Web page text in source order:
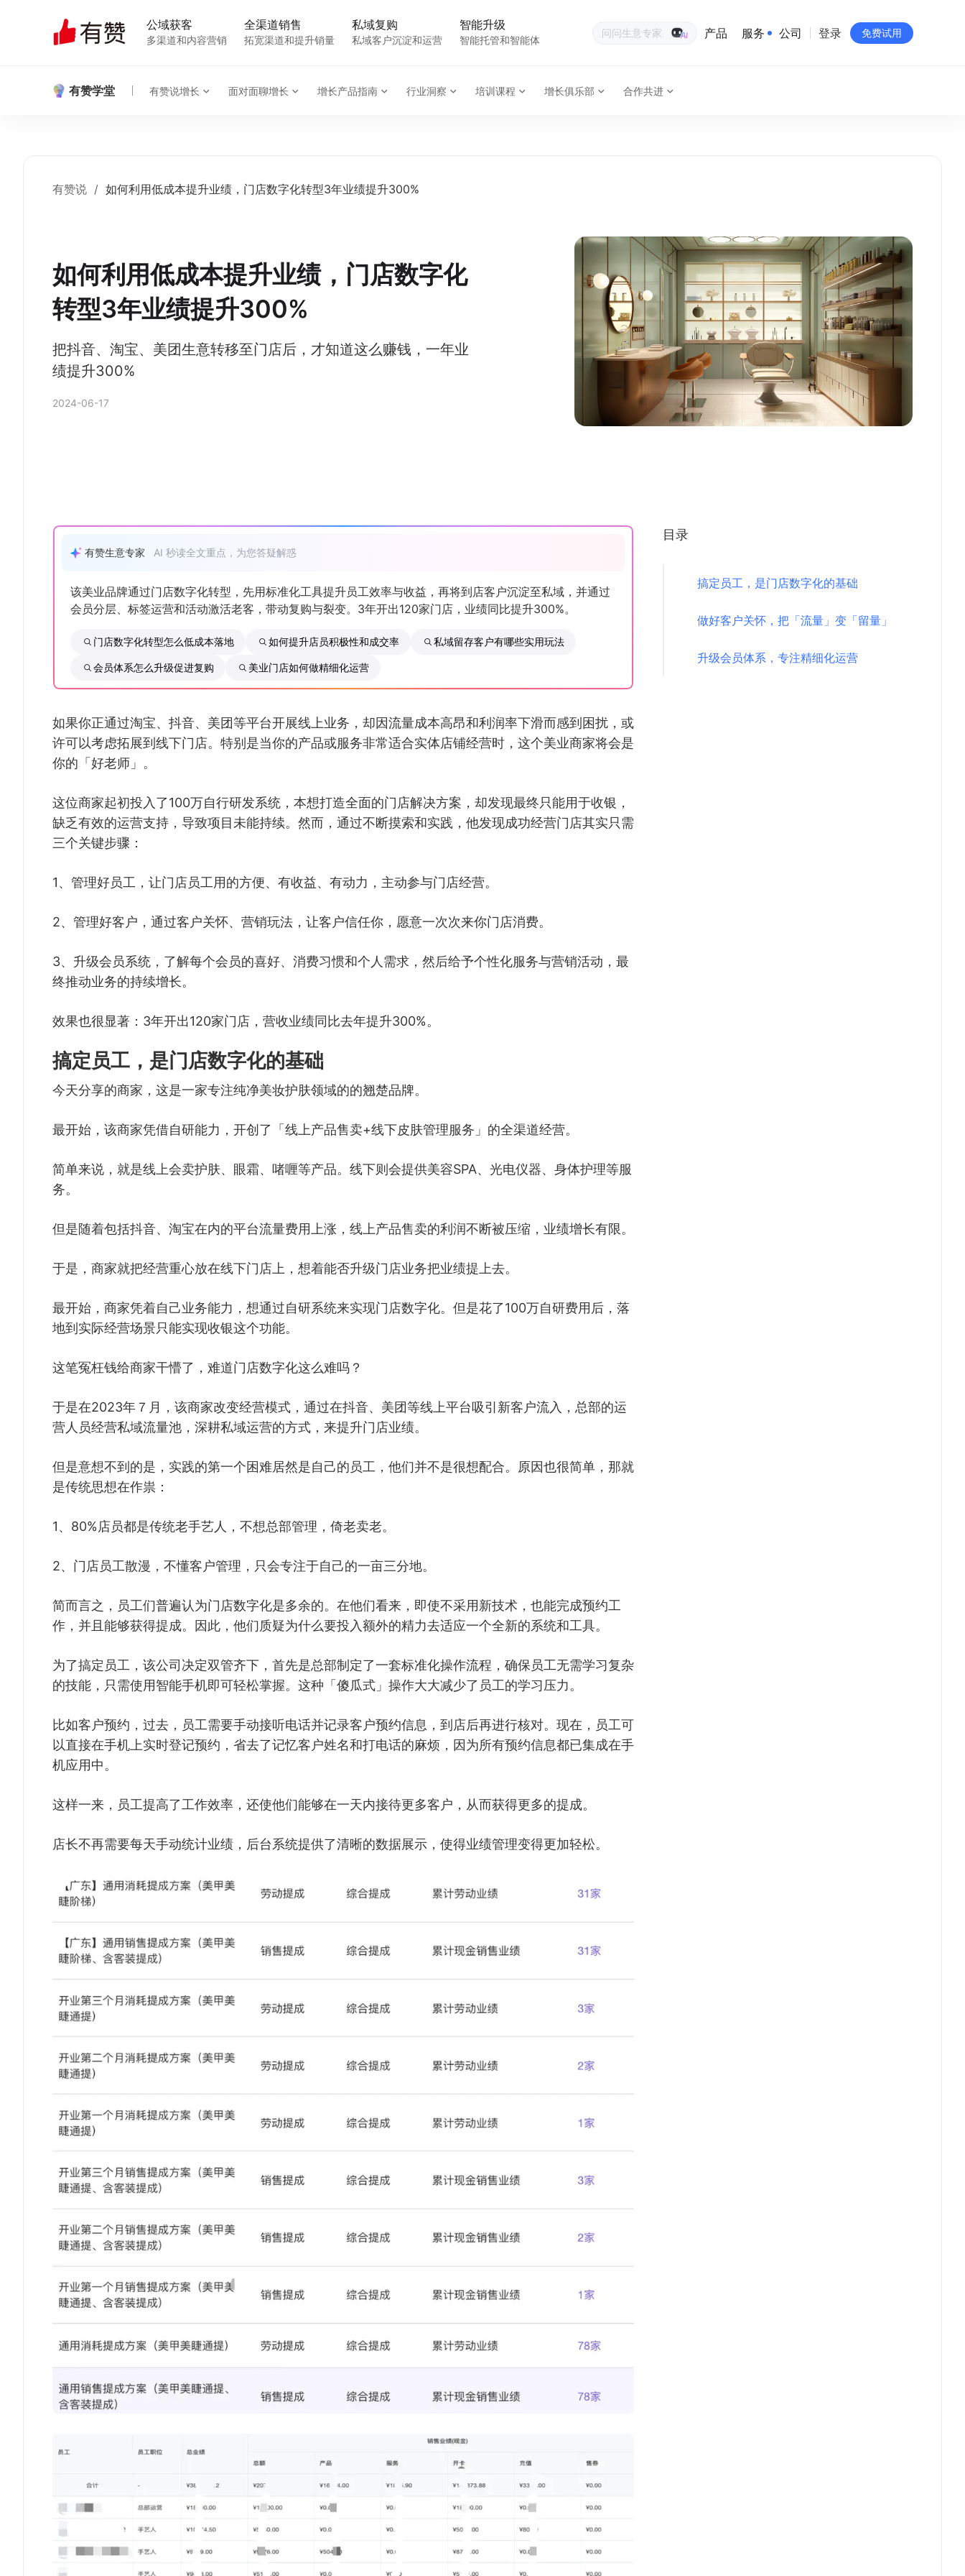
公域获客
多渠道和内容营销
全渠道销售
拓宽渠道和提升销量
私域复购
私域客户沉淀和运营
智能升级
智能托管和智能体
生意专家
产品 服务 公司
站点地图
登录 免费试用
有赞学堂 有赞说增长 面对面聊增长 增长产品指南 行业洞察 培训课程 增长俱乐部 合作共进
有赞说 / 如何利用低成本提升业绩，门店数字化转型3年业绩提升300%
如何利用低成本提升业绩，门店数字化
转型3年业绩提升300%
把抖音、淘宝、美团生意转移至门店后，才知道这么赚钱，一年业
绩提升300%
2024-06-17
有赞生意专家 AI 秒读全文重点，为您答疑解惑
该美业品牌通过门店数字化转型，先用标准化工具提升员工效率与收益，再将到店客户沉淀至私域，并通过
会员分层、标签运营和活动激活老客，带动复购与裂变。3年开出120家门店，业绩同比提升300%。
门店数字化转型怎么低成本落地 如何提升店员积极性和成交率 私域留存客户有哪些实用玩法
会员体系怎么升级促进复购 美业门店如何做精细化运营
如果你正通过淘宝、抖音、美团等平台开展线上业务，却因流量成本高昂和利润率下滑而感到困扰，或
许可以考虑拓展到线下门店。特别是当你的产品或服务非常适合实体店铺经营时，这个美业商家将会是
你的「好老师」。
这位商家起初投入了100万自行研发系统，本想打造全面的门店解决方案，却发现最终只能用于收银，
缺乏有效的运营支持，导致项目未能持续。然而，通过不断摸索和实践，他发现成功经营门店其实只需
三个关键步骤：
1、管理好员工，让门店员工用的方便、有收益、有动力，主动参与门店经营。
2、管理好客户，通过客户关怀、营销玩法，让客户信任你，愿意一次次来你门店消费。
3、升级会员系统，了解每个会员的喜好、消费习惯和个人需求，然后给予个性化服务与营销活动，最
终推动业务的持续增长。
效果也很显著：3年开出120家门店，营收业绩同比去年提升300%。
搞定员工，是门店数字化的基础
今天分享的商家，这是一家专注纯净美妆护肤领域的的翘楚品牌。
最开始，该商家凭借自研能力，开创了「线上产品售卖+线下皮肤管理服务」的全渠道经营。
简单来说，就是线上会卖护肤、眼霜、啫喱等产品。线下则会提供美容SPA、光电仪器、身体护理等服
务。
但是随着包括抖音、淘宝在内的平台流量费用上涨，线上产品售卖的利润不断被压缩，业绩增长有限。
于是，商家就把经营重心放在线下门店上，想着能否升级门店业务把业绩提上去。
最开始，商家凭着自己业务能力，想通过自研系统来实现门店数字化。但是花了100万自研费用后，落
地到实际经营场景只能实现收银这个功能。
这笔冤枉钱给商家干懵了，难道门店数字化这么难吗？
于是在2023年７月，该商家改变经营模式，通过在抖音、美团等线上平台吸引新客户流入，总部的运
营人员经营私域流量池，深耕私域运营的方式，来提升门店业绩。
但是意想不到的是，实践的第一个困难居然是自己的员工，他们并不是很想配合。原因也很简单，那就
是传统思想在作祟：
1、80%店员都是传统老手艺人，不想总部管理，倚老卖老。
2、门店员工散漫，不懂客户管理，只会专注于自己的一亩三分地。
简而言之，员工们普遍认为门店数字化是多余的。在他们看来，即使不采用新技术，也能完成预约工
作，并且能够获得提成。因此，他们质疑为什么要投入额外的精力去适应一个全新的系统和工具。
为了搞定员工，该公司决定双管齐下，首先是总部制定了一套标准化操作流程，确保员工无需学习复杂
的技能，只需使用智能手机即可轻松掌握。这种「傻瓜式」操作大大减少了员工的学习压力。
比如客户预约，过去，员工需要手动接听电话并记录客户预约信息，到店后再进行核对。现在，员工可
以直接在手机上实时登记预约，省去了记忆客户姓名和打电话的麻烦，因为所有预约信息都已集成在手
机应用中。
这样一来，员工提高了工作效率，还使他们能够在一天内接待更多客户，从而获得更多的提成。
店长不再需要每天手动统计业绩，后台系统提供了清晰的数据展示，使得业绩管理变得更加轻松。
目录
搞定员工，是门店数字化的基础
做好客户关怀，把「流量」变「留量」
升级会员体系，专注精细化运营